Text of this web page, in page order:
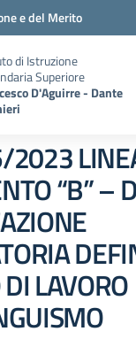
e del Merito
di Istruzione
Superiore
D'Aguirre - Dante
2023
“B” –
LAVORO